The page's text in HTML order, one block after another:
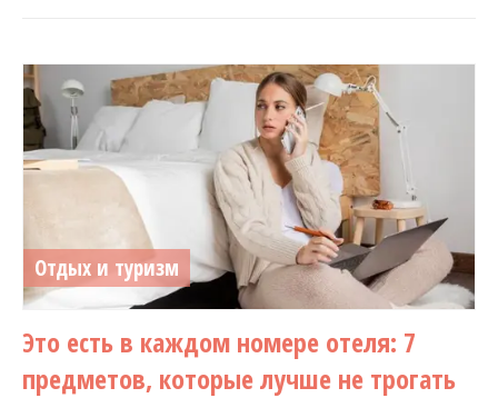
Отдых и туризм
Это есть в каждом номере отеля: 7
предметов, которые лучше не трогать